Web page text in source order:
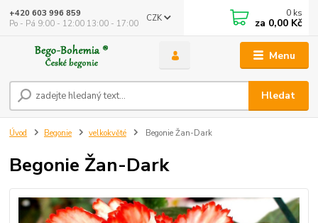
Menu
CZK
Hledat
+420 603 996 859
Po - Pá 9:00 - 12:00 13:00 - 17:00
0 ks
za 0,00 Kč
Úvod Begonie velkokvěté Begonie Žan-Dark
Begonie Žan-Dark